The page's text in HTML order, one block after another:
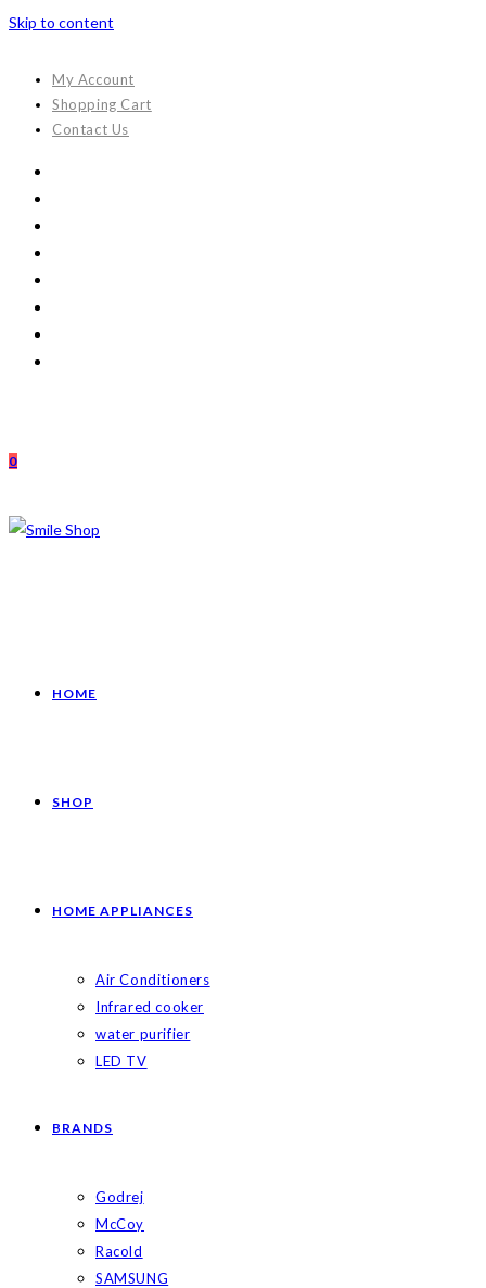
Skip to content
My Account
Shopping Cart
Contact Us
0
HOME
SHOP
HOME APPLIANCES
Air Conditioners
Infrared cooker
water purifier
LED TV
BRANDS
Godrej
McCoy
Racold
SAMSUNG